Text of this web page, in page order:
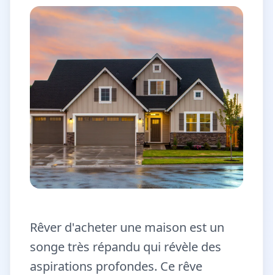
Rêver d'acheter une maison est un
songe très répandu qui révèle des
aspirations profondes. Ce rêve